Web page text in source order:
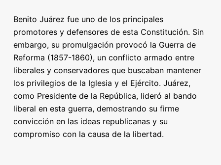
Benito Juárez fue uno de los principales
promotores y defensores de esta Constitución. Sin
embargo, su promulgación provocó la Guerra de
Reforma (1857-1860), un conflicto armado entre
liberales y conservadores que buscaban mantener
los privilegios de la Iglesia y el Ejército. Juárez,
como Presidente de la República, lideró al bando
liberal en esta guerra, demostrando su firme
convicción en las ideas republicanas y su
compromiso con la causa de la libertad.